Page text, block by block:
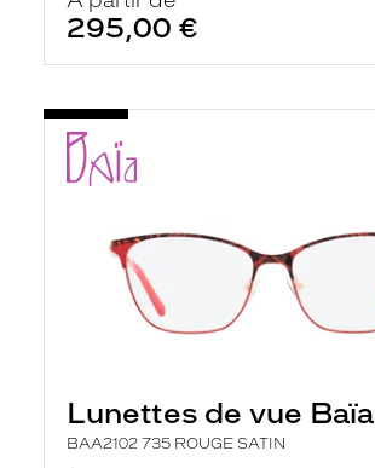
295,00 €
Lunettes de vue Baïa
BAA2102 735 ROUGE SATIN